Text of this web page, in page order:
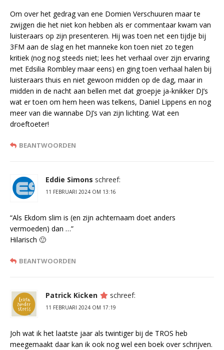
Om over het gedrag van ene Domien Verschuuren maar te
zwijgen die het niet kon hebben als er commentaar kwam van
luisteraars op zijn presenteren. Hij was toen net een tijdje bij
3FM aan de slag en het manneke kon toen niet zo tegen
kritiek (nog nog steeds niet; lees het verhaal over zijn ervaring
met Edsilia Rombley maar eens) en ging toen verhaal halen bij
luisteraars thuis en niet gewoon midden op de dag, maar in
midden in de nacht aan bellen met dat groepje ja-knikker DJ’s
wat er toen om hem heen was telkens, Daniel Lippens en nog
meer van die wannabe DJ’s van zijn lichting. Wat een
droeftoeter!
BEANTWOORDEN
Eddie Simons schreef:
11 FEBRUARI 2024 OM 13:16
“Als Ekdom slim is (en zijn achternaam doet anders
vermoeden) dan …”
Hilarisch 🙂
BEANTWOORDEN
Patrick Kicken schreef:
11 FEBRUARI 2024 OM 17:19
Joh wat ik het laatste jaar als twintiger bij de TROS heb
meegemaakt daar kan ik ook nog wel een boek over schrijven.